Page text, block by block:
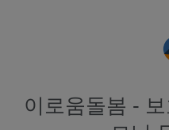
이로움돌봄 -